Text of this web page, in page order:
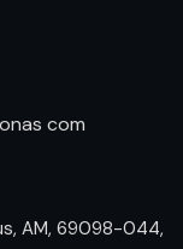
com
AM, 69098-044,